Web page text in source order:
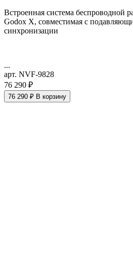
Встроенная система беспроводной
Godox X, совместимая с
синхронизации
...
арт. NVF-9828
76 290 ₽
76 290 ₽ В корзину